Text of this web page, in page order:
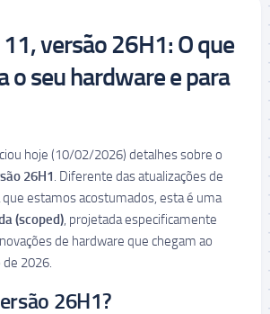
versão 26H1: O que
o seu hardware e para
hoje (10/02/2026) detalhes sobre o
26H1. Diferente das atualizações de
que estamos acostumados, esta é uma
(scoped), projetada especificamente
de hardware que chegam ao
de 2026.
26H1?